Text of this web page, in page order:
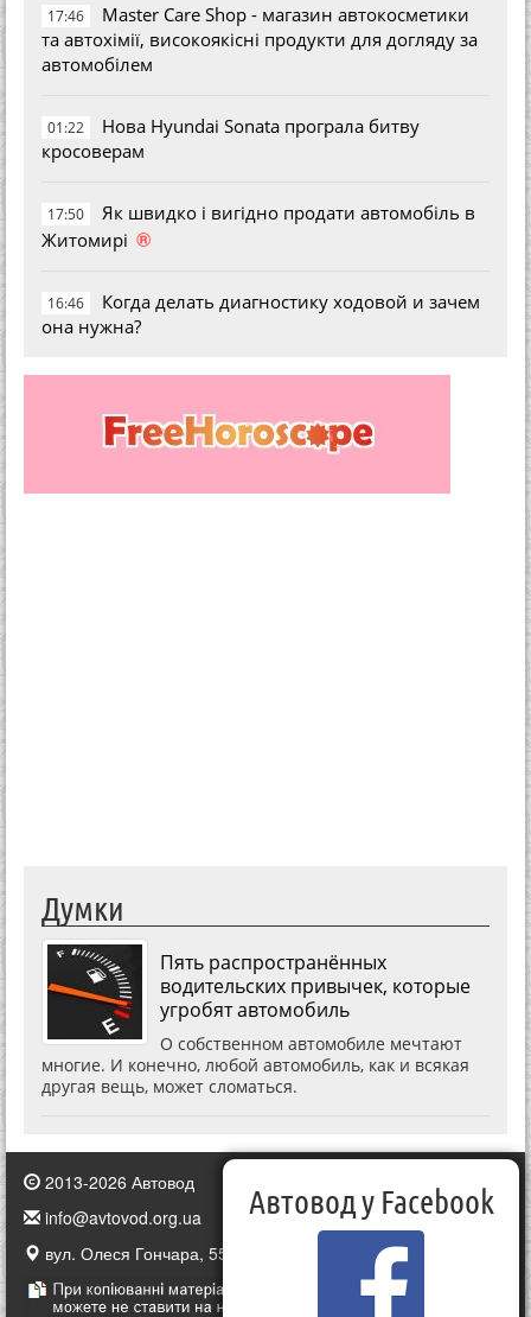
17:46
Master Care Shop - магазин автокосметики
та автохімії, високоякісні продукти для догляду за
автомобілем
01:22
Нова Hyundai Sonata програла битву
кросоверам
17:50
Як швидко і вигідно продати автомобіль в
Житомирі ®
16:46
Когда делать диагностику ходовой и зачем
она нужна?
Думки
Пять распространённых
водительских привычек, которые
угробят автомобиль
О собственном автомобиле мечтают
многие. И конечно, любой автомобиль, как и всякая
другая вещь, может сломаться.
2013-2026 Автовод
info@avtovod.org.ua
вул. Олеся Гончара, 55, Київ, Україна
Автовод у Facebook